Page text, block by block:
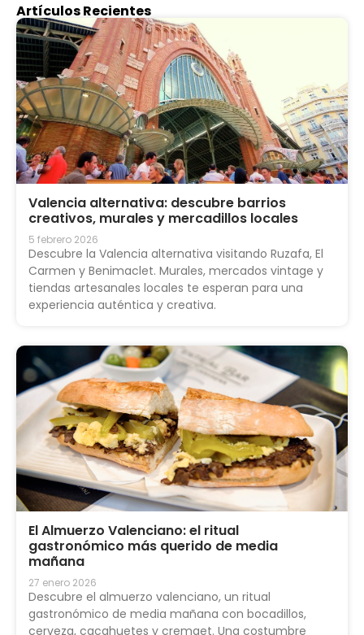
Artículos Recientes
Valencia alternativa: descubre barrios
creativos, murales y mercadillos locales
5 febrero 2026
Descubre la Valencia alternativa visitando Ruzafa, El
Carmen y Benimaclet. Murales, mercados vintage y
tiendas artesanales locales te esperan para una
experiencia auténtica y creativa.
El Almuerzo Valenciano: el ritual
gastronómico más querido de media
mañana
27 enero 2026
Descubre el almuerzo valenciano, un ritual
gastronómico de media mañana con bocadillos,
cerveza, cacahuetes y cremaet. Una costumbre